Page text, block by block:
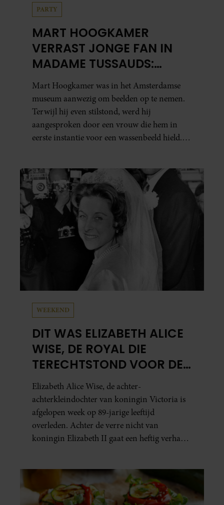
PARTY
MART HOOGKAMER
VERRAST JONGE FAN IN
MADAME TUSSAUDS:
ONTROEREND MOMENT
EINDIGT IN TRANEN
Mart Hoogkamer was in het Amsterdamse
museum aanwezig om beelden op te nemen.
Terwijl hij even stilstond, werd hij
aangesproken door een vrouw die hem in
eerste instantie voor een wassenbeeld hield.
staan. Haar zoontje was namelijk…
WEEKEND
DIT WAS ELIZABETH ALICE
WISE, DE ROYAL DIE
TERECHTSTOND VOOR DE
DOOD VAN HAAR BABY
Elizabeth Alice Wise, de achter-
achterkleindochter van koningin Victoria is
afgelopen week op 89-jarige leeftijd
overleden. Achter de verre nicht van
koningin Elizabeth II gaat een heftig verhaal